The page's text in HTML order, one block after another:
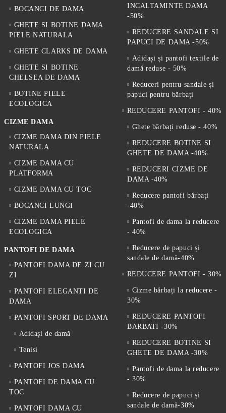
BOCANCI DE DAMA
GHETE SI BOTINE DAMA
PIELE NATURALA
GHETE CLARKS DE DAMA
GHETE SI BOTINE
CHELSEA DE DAMA
BOTINE PIELE
ECOLOGICA
CIZME DAMA
CIZME DAMA DIN PIELE
NATURALA
CIZME DAMA CU
PLATFORMA
CIZME DAMA CU TOC
BOCANCI LUNGI
CIZME DAMA PIELE
ECOLOGICA
PANTOFI DE DAMA
PANTOFI DAMA DE ZI CU
ZI
PANTOFI ELEGANTI DE
DAMA
PANTOFI SPORT DE DAMA
Adidași de damă
Tenisi
PANTOFI JOS DAMA
PANTOFI DE DAMA CU
TOC
PANTOFI DAMA CU
INCALTAMINTE DAMA
-50%
REDUCERE SANDALE SI
PAPUCI DE DAMA -50%
Adidași și pantofi textile de
damă reduse - 50%
Reduceri pentru sandale și
papuci pentru bărbați
REDUCERE PANTOFI - 40%
Ghete bărbați reduse - 40%
REDUCERE BOTINE SI
GHETE DE DAMA -40%
REDUCERI CIZME DE
DAMA -40%
Reducere pantofi bărbați
-40%
Pantofi de dama la reducere
- 40%
Reducere de papuci și
sandale de damă-40%
REDUCERE PANTOFI - 30%
Cizme bărbați la reducere -
30%
REDUCERE PANTOFI
BARBATI -30%
REDUCERE BOTINE SI
GHETE DE DAMA -30%
Pantofi de dama la reducere
- 30%
Reducere de papuci și
sandale de damă-30%